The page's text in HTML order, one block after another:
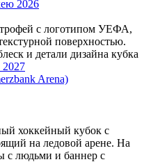
2026
Arena)